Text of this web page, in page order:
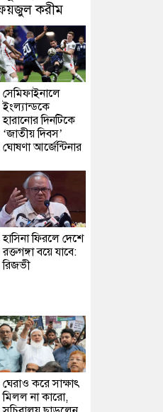
করীম
সেমিফাইনালে
ইংল্যান্ডকে
হারানোর দিনটিকে
‘জাতীয় দিবস’
ঘোষণা আর্জেন্টিনার
হাসিনা ফিরলে দেশে
রক্তগঙ্গা বয়ে যাবে:
রিজভী
ঘেরাও করে সাক্ষাৎ
মিলল না কারো,